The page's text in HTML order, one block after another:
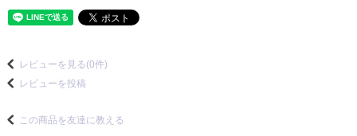
レビューを見る(0件)
レビューを投稿
この商品を友達に教える